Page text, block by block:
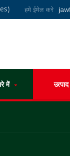
हमे ईमेल करे
में उत्पाद